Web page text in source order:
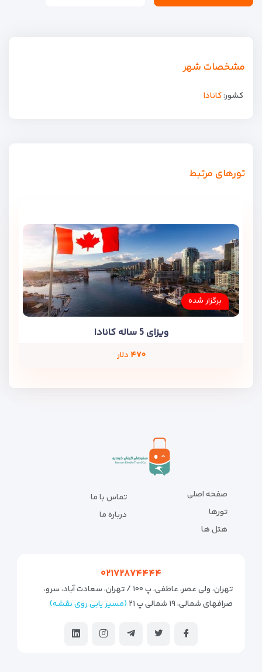
مشخصات شهر
کشور:کانادا
تورهای مرتبط
برگزار شده
ویزای 5 ساله کانادا
۴۷۰ دلار
صفحه اصلی
تورها
هتل ها
تماس با ما
درباره ما
۰۲۱۷۲۸۷۴۴۴۴
تهران، ولی عصر، عاطفی، پ ۱۰۰ / تهران، سعادت آباد، سرو،
صرافهای شمالی، ۱۹ شمالی پ ۲۱
(مسیر یابی روی نقشه)